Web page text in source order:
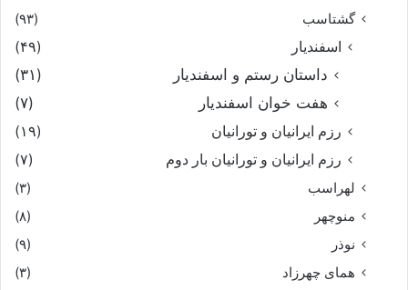
گشتاسب
(۹۳)
اسفندیار
(۴۹)
داستان رستم و اسفندیار
(۳۱)
هفت خوان اسفندیار
(۷)
رزم ایرانیان و تورانیان
(۱۹)
رزم ایرانیان و تورانیان بار دوم
(۷)
لهراسب
(۳)
منوچهر
(۸)
نوذر
(۹)
هماى چهرزاد
(۳)